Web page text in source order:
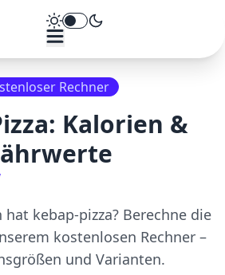
Theme umschalten
Rechner
: Kalorien &
hat kebap-pizza? Berechne die
kostenlosen Rechner –
und Varianten.